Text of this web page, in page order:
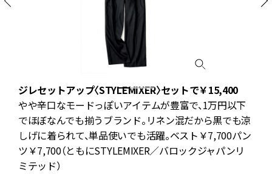
ジレセットアップ〈STYLEMIXER〉セットで￥15,400
やや辛口なモードっぽいアイテムが豊富で、1万円以下
でほぼなんでも揃うブランド。リネン混だから黒でも涼
しげに着られて、単品使いでも活躍。ベスト￥7,700パン
ツ￥7,700（ともにSTYLEMIXER／バロックジャパンリ
ミテッド）